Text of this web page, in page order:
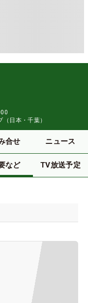
日本・千葉）
合せ ニュース
など TV放送予定